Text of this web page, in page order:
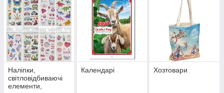
Наліпки,
світловідбиваючі
елементи,
Календарі Хозтовари